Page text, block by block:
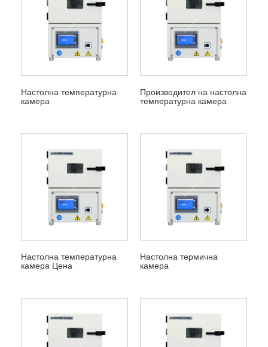
Настолна температурна
камера
Производител на настолна
температурна камера
Настолна температурна
камера Цена
Настолна термична
камера